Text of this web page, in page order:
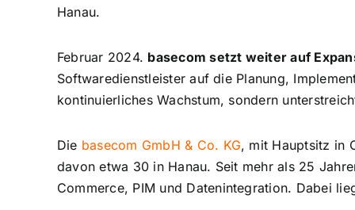
Hanau.
Februar 2024. basecom setzt weiter auf
Softwaredienstleister auf die Planung,
kontinuierliches Wachstum, sondern
Die basecom GmbH & Co. KG, mit Hauptsitz in
davon etwa 30 in Hanau. Seit mehr als 25
Commerce, PIM und Datenintegration. Dabei